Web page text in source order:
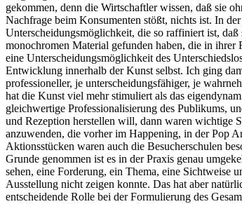
gekommen, denn die Wirtschaftler wissen, daß sie
Nachfrage beim Konsumenten stößt, nichts ist. In
Unterscheidungsmöglichkeit, die so raffiniert ist,
monochromen Material gefunden haben, die in ihrer
eine Unterscheidungsmöglichkeit des
Entwicklung innerhalb der Kunst selbst. Ich ging
professioneller, je unterscheidungsfähiger, je
hat die Kunst viel mehr stimuliert als das
gleichwertige Professionalisierung des Publikums,
und Rezeption herstellen will, dann waren wichtige
anzuwenden, die vorher im Happening, in der Pop
Aktionsstücken waren auch die Besucherschulen
Grunde genommen ist es in der Praxis genau
sehen, eine Forderung, ein Thema, eine Sichtweise
Ausstellung nicht zeigen konnte. Das hat aber
entscheidende Rolle bei der Formulierung des